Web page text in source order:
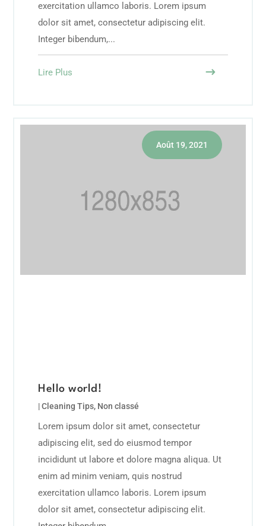
exercitation ullamco laboris. Lorem ipsum
dolor sit amet, consectetur adipiscing elit.
Integer bibendum,...
Lire Plus
Hello world!
Août 19, 2021
|Cleaning Tips, Non classé
Lorem ipsum dolor sit amet, consectetur
adipiscing elit, sed do eiusmod tempor
incididunt ut labore et dolore magna aliqua. Ut
enim ad minim veniam, quis nostrud
exercitation ullamco laboris. Lorem ipsum
dolor sit amet, consectetur adipiscing elit.